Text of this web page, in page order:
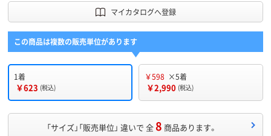
マイカタログへ登録
この商品は複数の販売単位があります
1着
￥623 (税込)
￥598 ×5着
￥2,990 (税込)
「サイズ」「販売単位」 違いで 全8 商品あります。